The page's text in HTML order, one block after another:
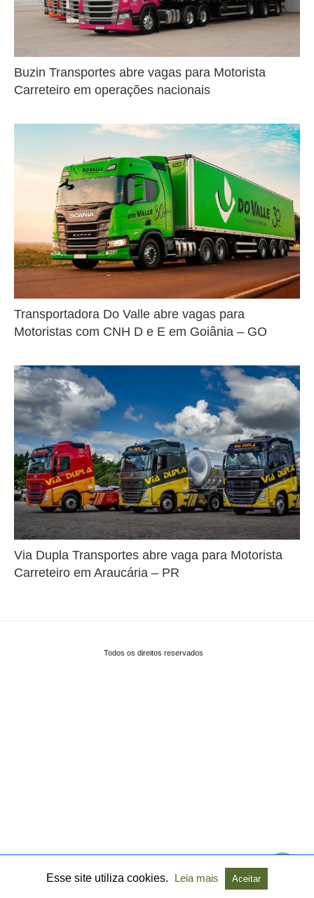
Buzin Transportes abre vagas para Motorista
Carreteiro em operações nacionais
Transportadora Do Valle abre vagas para
Motoristas com CNH D e E em Goiânia – GO
Via Dupla Transportes abre vaga para Motorista
Carreteiro em Araucária – PR
Todos os direitos reservados
Esse site utiliza cookies. Leia mais Aceitar